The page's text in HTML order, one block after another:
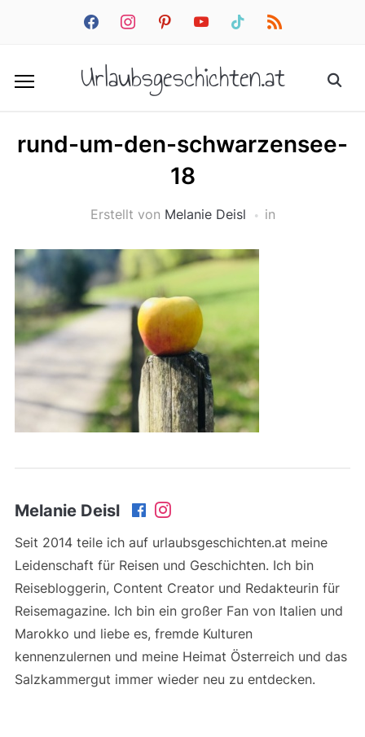
facebookinstagrampinterestyoutube tiktok rss
Urlaubsgeschichten.at
rund-um-den-schwarzensee-
18
Erstellt von Melanie Deisl in
Melanie Deisl
Seit 2014 teile ich auf urlaubsgeschichten.at meine
Leidenschaft für Reisen und Geschichten. Ich bin
Reisebloggerin, Content Creator und Redakteurin für
Reisemagazine. Ich bin ein großer Fan von Italien und
Marokko und liebe es, fremde Kulturen
kennenzulernen und meine Heimat Österreich und das
Salzkammergut immer wieder neu zu entdecken.